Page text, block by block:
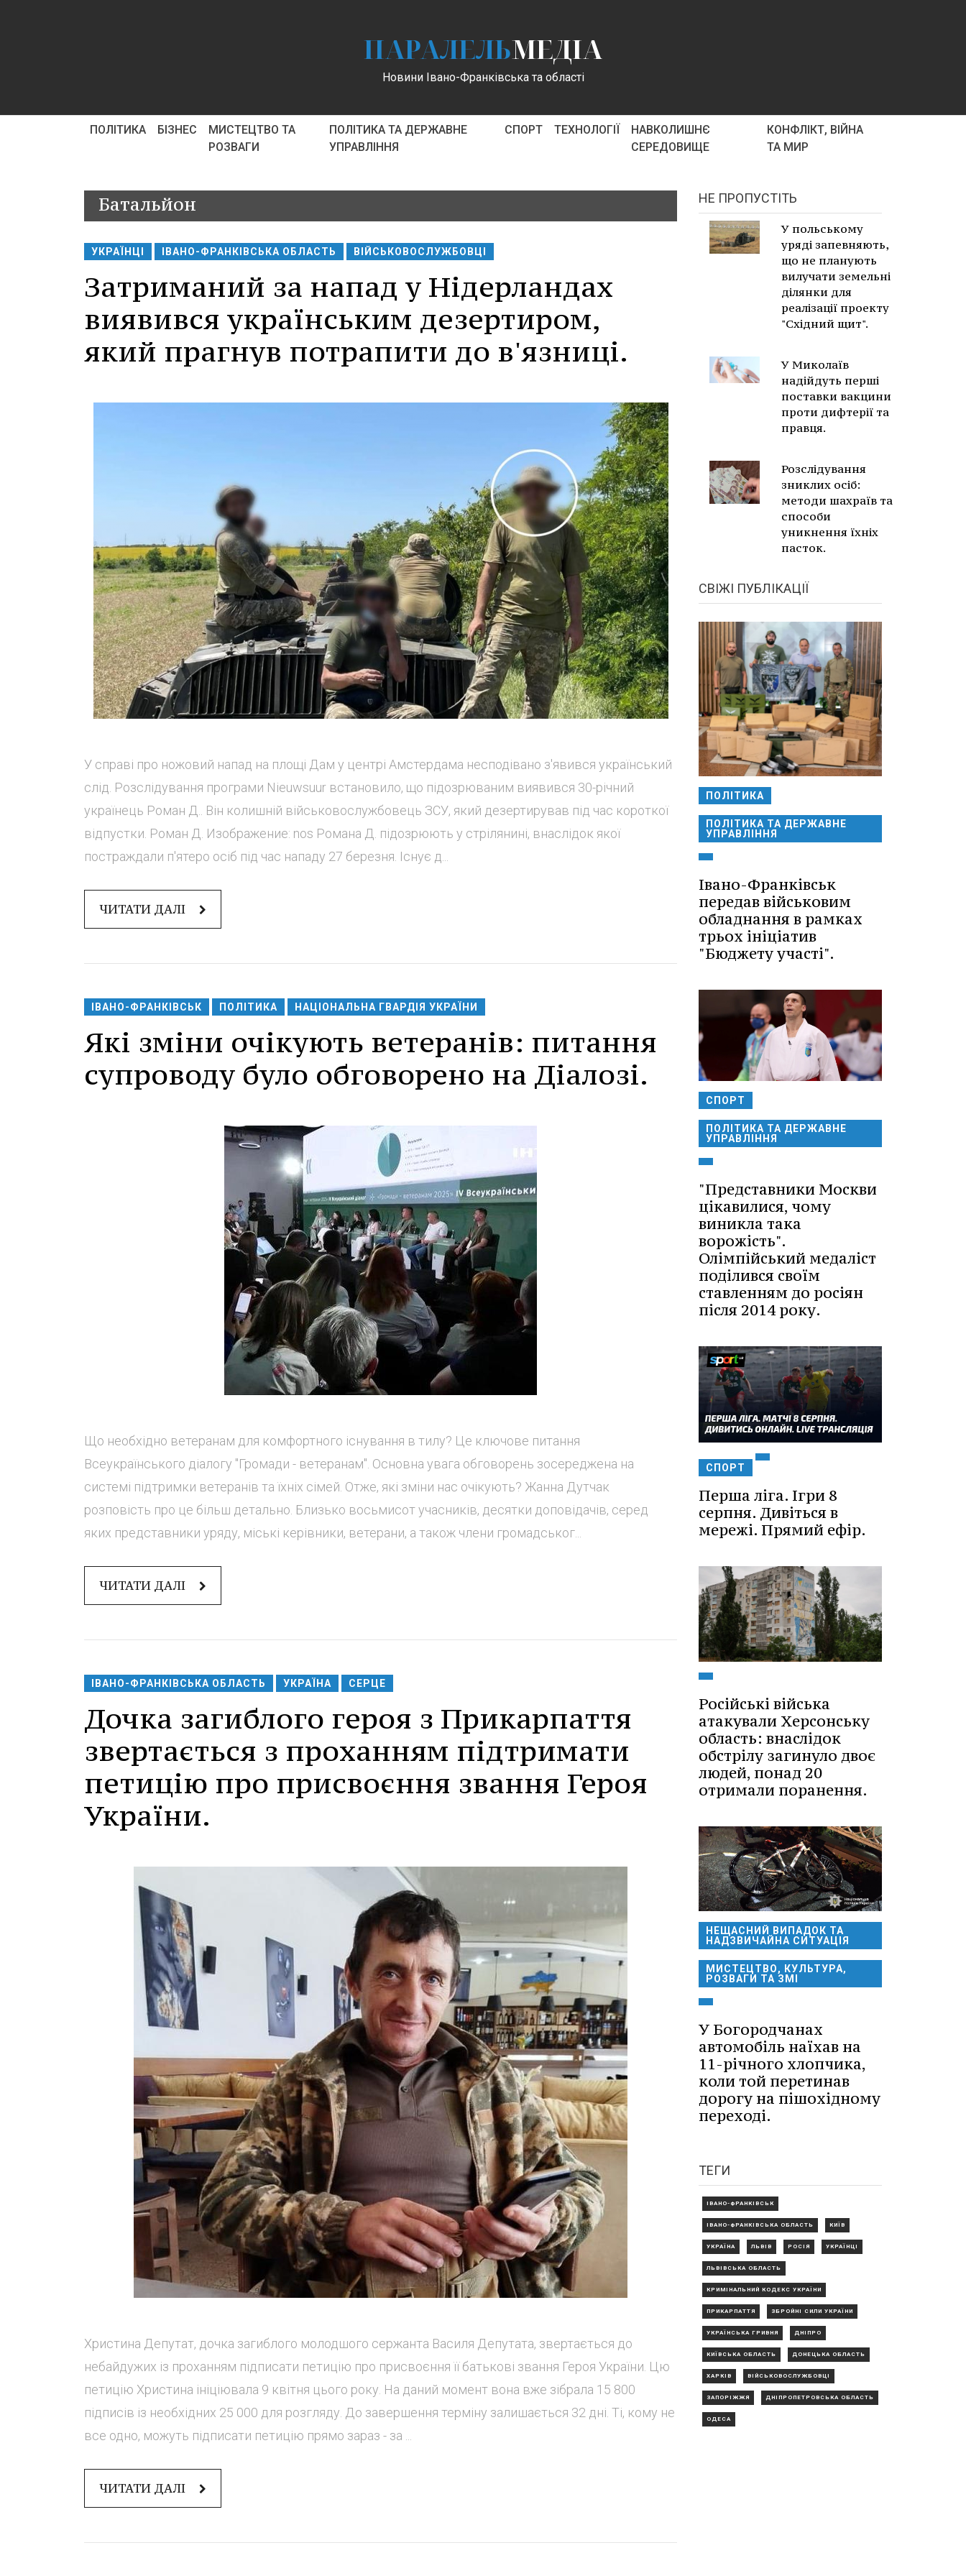
ПАРАЛЕЛЬМЕДІА
Новини Івано-Франківська та області
ПОЛІТИКА БІЗНЕС
МИСТЕЦТВО ТА
РОЗВАГИ
ПОЛІТИКА ТА ДЕРЖАВНЕ
УПРАВЛІННЯ
СПОРТ ТЕХНОЛОГІЇ
НАВКОЛИШНЄ
СЕРЕДОВИЩЕ
КОНФЛІКТ, ВІЙНА
ТА МИР
Батальйон
УКРАЇНЦІ ІВАНО-ФРАНКІВСЬКА ОБЛАСТЬ ВІЙСЬКОВОСЛУЖБОВЦІ
Затриманий за напад у Нідерландах
виявився українським дезертиром,
який прагнув потрапити до в'язниці.
У справі про ножовий напад на площі Дам у центрі Амстердама несподівано з'явився український
слід. Розслідування програми Nieuwsuur встановило, що підозрюваним виявився 30-річний
українець Роман Д.. Він колишній військовослужбовець ЗСУ, який дезертирував під час короткої
відпустки. Роман Д. Изображение: nos Романа Д. підозрюють у стрілянині, внаслідок якої
постраждали п'ятеро осіб під час нападу 27 березня. Існує д...
ЧИТАТИ ДАЛІ
ІВАНО-ФРАНКІВСЬК ПОЛІТИКА НАЦІОНАЛЬНА ГВАРДІЯ УКРАЇНИ
Які зміни очікують ветеранів: питання
супроводу було обговорено на Діалозі.
Що необхідно ветеранам для комфортного існування в тилу? Це ключове питання
Всеукраїнського діалогу "Громади - ветеранам". Основна увага обговорень зосереджена на
системі підтримки ветеранів та їхніх сімей. Отже, які зміни нас очікують? Жанна Дутчак
розповість про це більш детально. Близько восьмисот учасників, десятки доповідачів, серед
яких представники уряду, міські керівники, ветерани, а також члени громадськог...
ЧИТАТИ ДАЛІ
ІВАНО-ФРАНКІВСЬКА ОБЛАСТЬ УКРАЇНА СЕРЦЕ
Дочка загиблого героя з Прикарпаття
звертається з проханням підтримати
петицію про присвоєння звання Героя
України.
Христина Депутат, дочка загиблого молодшого сержанта Василя Депутата, звертається до
небайдужих із проханням підписати петицію про присвоєння її батькові звання Героя України. Цю
петицію Христина ініціювала 9 квітня цього року. На даний момент вона вже зібрала 15 800
підписів із необхідних 25 000 для розгляду. До завершення терміну залишається 32 дні. Ті, кому не
все одно, можуть підписати петицію прямо зараз - за ...
ЧИТАТИ ДАЛІ
НЕ ПРОПУСТІТЬ
У польському
уряді запевняють,
що не планують
вилучати земельні
ділянки для
реалізації проекту
"Східний щит".
У Миколаїв
надійдуть перші
поставки вакцини
проти дифтерії та
правця.
Розслідування
зниклих осіб:
методи шахраїв та
способи
уникнення їхніх
пасток.
СВІЖІ ПУБЛІКАЦІЇ
ПОЛІТИКА
ПОЛІТИКА ТА ДЕРЖАВНЕ
УПРАВЛІННЯ
Івано-Франківськ
передав військовим
обладнання в рамках
трьох ініціатив
"Бюджету участі".
СПОРТ
ПОЛІТИКА ТА ДЕРЖАВНЕ
УПРАВЛІННЯ
"Представники Москви
цікавилися, чому
виникла така
ворожість".
Олімпійський медаліст
поділився своїм
ставленням до росіян
після 2014 року.
СПОРТ
Перша ліга. Ігри 8
серпня. Дивіться в
мережі. Прямий ефір.
Російські війська
атакували Херсонську
область: внаслідок
обстрілу загинуло двоє
людей, понад 20
отримали поранення.
НЕЩАСНИЙ ВИПАДОК ТА
НАДЗВИЧАЙНА СИТУАЦІЯ
МИСТЕЦТВО, КУЛЬТУРА,
РОЗВАГИ ТА ЗМІ
У Богородчанах
автомобіль наїхав на
11-річного хлопчика,
коли той перетинав
дорогу на пішохідному
переході.
ТЕГИ
ІВАНО-ФРАНКІВСЬК
ІВАНО-ФРАНКІВСЬКА ОБЛАСТЬ КИЇВ
УКРАЇНА ЛЬВІВ РОСІЯ УКРАЇНЦІ
ЛЬВІВСЬКА ОБЛАСТЬ
КРИМІНАЛЬНИЙ КОДЕКС УКРАЇНИ
ПРИКАРПАТТЯ ЗБРОЙНІ СИЛИ УКРАЇНИ
УКРАЇНСЬКА ГРИВНЯ ДНІПРО
КИЇВСЬКА ОБЛАСТЬ ДОНЕЦЬКА ОБЛАСТЬ
ХАРКІВ ВІЙСЬКОВОСЛУЖБОВЦІ
ЗАПОРІЖЖЯ ДНІПРОПЕТРОВСЬКА ОБЛАСТЬ
ОДЕСА